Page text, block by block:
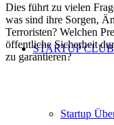
STARTUP CLUB
Startup
Dies führt zu vielen
was sind ihre Sorgen,
Terroristen? Welchen
öffentliche Sicherheit
zu garantieren?